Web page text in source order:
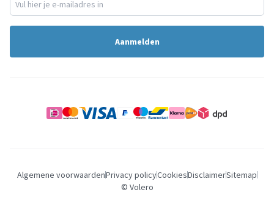
Aanmelden
Algemene voorwaardenPrivacy policyCookiesDisclaimerSitemap
© Volero